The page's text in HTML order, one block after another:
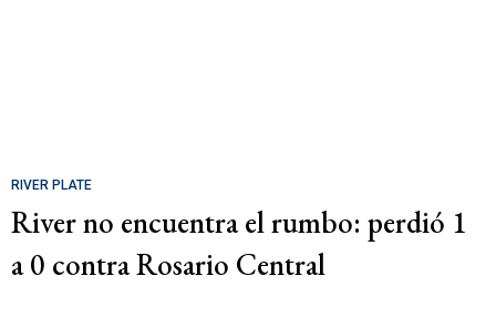
RIVER PLATE
River no encuentra el rumbo: perdió 1
a 0 contra Rosario Central